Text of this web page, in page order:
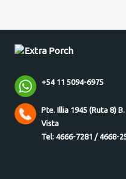
+54 11 5094-6975
Pte. Illia 1945 (Ruta 8) B.
Vista
Tel: 4666-7281 / 4668-